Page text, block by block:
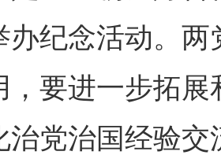
办纪念活动。
，要进一步拓
治党治国经验